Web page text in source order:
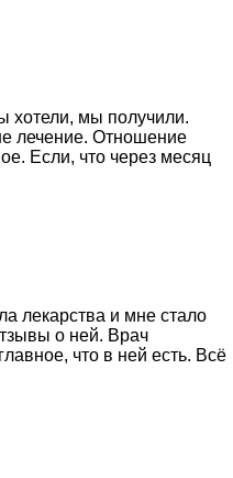
хотели, мы получили.
лечение. Отношение
Если, что через месяц
лекарства и мне стало
о ней. Врач
что в ней есть. Всё